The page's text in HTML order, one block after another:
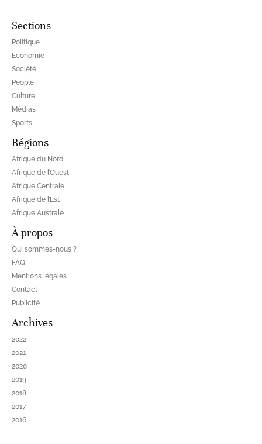
Sections
Politique
Economie
Société
People
Culture
Médias
Sports
Régions
Afrique du Nord
Afrique de l’Ouest
Afrique Centrale
Afrique de l’Est
Afrique Australe
À propos
Qui sommes-nous ?
FAQ
Mentions légales
Contact
Publicité
Archives
2022
2021
2020
2019
2018
2017
2016